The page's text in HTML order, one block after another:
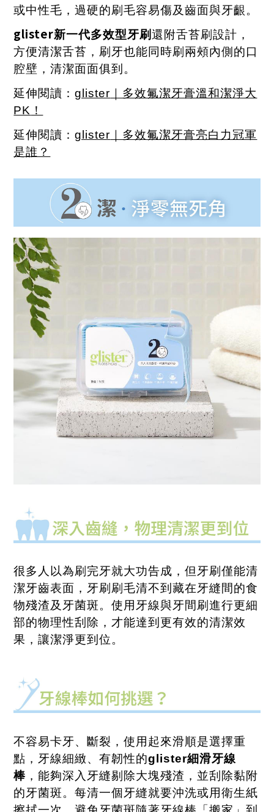
或中性毛，過硬的刷毛容易傷及齒面與牙齦。
glister新一代多效型牙刷還附舌苔刷設計，
方便清潔舌苔，刷牙也能同時刷兩頰內側的口
腔壁，清潔面面俱到。
延伸閱讀：glister ｜多效氟潔牙膏溫和潔淨大
PK ！
延伸閱讀：glister ｜多效氟潔牙膏亮白力冠軍
是誰？
很多人以為刷完牙就大功告成，但牙刷僅能清
潔牙齒表面，牙刷刷毛清不到藏在牙縫間的食
物殘渣及牙菌斑。使用牙線與牙間刷進行更細
部的物理性刮除，才能達到更有效的清潔效
果，讓潔淨更到位。
不容易卡牙、斷裂，使用起來滑順是選擇重
點，牙線細緻、有韌性的glister細滑牙線
棒 ，能夠深入牙縫剔除大塊殘渣，並刮除黏附
的牙菌斑。每清一個牙縫就要沖洗或用衛生紙